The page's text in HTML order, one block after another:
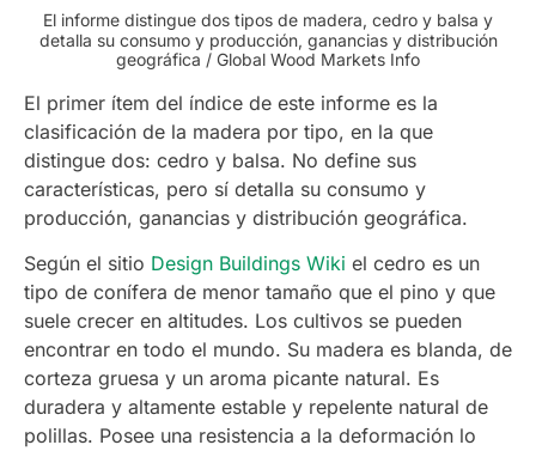
El informe distingue dos tipos de madera, cedro y balsa y
detalla su consumo y producción, ganancias y distribución
geográfica / Global Wood Markets Info
El primer ítem del índice de este informe es la
clasificación de la madera por tipo, en la que
distingue dos: cedro y balsa. No define sus
características, pero sí detalla su consumo y
producción, ganancias y distribución geográfica.
Según el sitio Design Buildings Wiki el cedro es un
tipo de conífera de menor tamaño que el pino y que
suele crecer en altitudes. Los cultivos se pueden
encontrar en todo el mundo. Su madera es blanda, de
corteza gruesa y un aroma picante natural. Es
duradera y altamente estable y repelente natural de
polillas. Posee una resistencia a la deformación lo